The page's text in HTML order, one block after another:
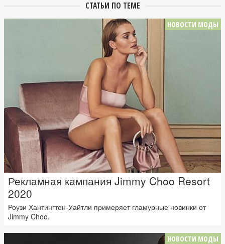
СТАТЬИ ПО ТЕМЕ
НОВОСТИ МОДЫ
Рекламная кампания Jimmy Choo Resort
2020
Роузи Хантингтон-Уайтли примеряет гламурные новинки от
Jimmy Choo.
НОВОСТИ МОДЫ